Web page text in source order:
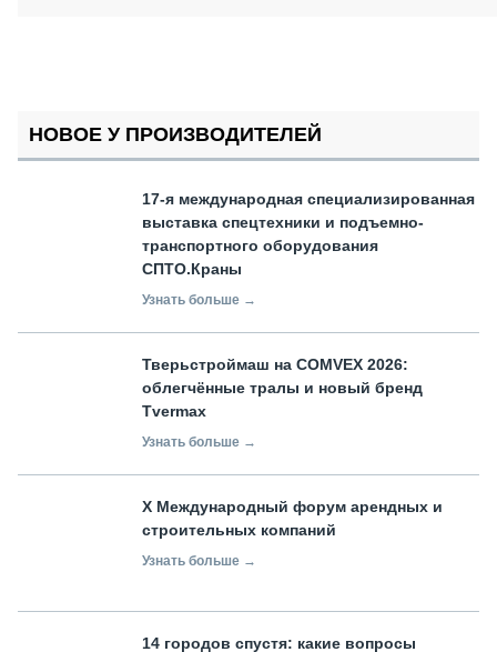
НОВОЕ У ПРОИЗВОДИТЕЛЕЙ
17-я международная специализированная
выставка спецтехники и подъемно-
транспортного оборудования
СПТО.Краны
Узнать больше →
Тверьстроймаш на COMVEX 2026:
облегчённые тралы и новый бренд
Tvermax
Узнать больше →
X Международный форум арендных и
строительных компаний
Узнать больше →
14 городов спустя: какие вопросы